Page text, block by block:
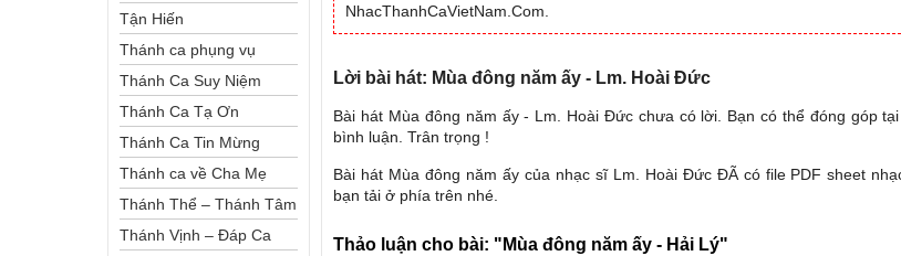
NhacThanhCaVietNam.Com.
Lời bài hát: Mùa đông năm ấy - Lm. Hoài Đức
Bài hát Mùa đông năm ấy - Lm. Hoài Đức chưa có lời. Bạn có thể đóng góp
bình luận. Trân trọng !
Bài hát Mùa đông năm ấy của nhạc sĩ Lm. Hoài Đức ĐÃ có file PDF sheet
bạn tải ở phía trên nhé.
Thảo luận cho bài: "Mùa đông năm ấy - Hải Lý"
Tận Hiến
Thánh ca phụng vụ
Thánh Ca Suy Niệm
Thánh Ca Tạ Ơn
Thánh Ca Tin Mừng
Thánh ca về Cha Mẹ
Thánh Thể – Thánh Tâm
Thánh Vịnh – Đáp Ca